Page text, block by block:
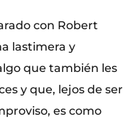
con Robert
lastimera y
que también les
y que, lejos de ser
es como